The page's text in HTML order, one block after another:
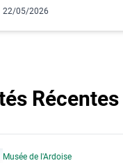
22/05/2026
Récentes
Musée de l'Ardoise